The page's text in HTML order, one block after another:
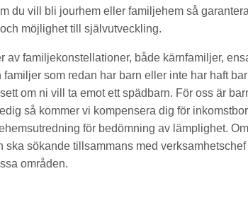
du vill bli jourhem eller familjehem så
möjlighet till självutveckling.
av familjekonstellationer, både kärnfamiljer,
som redan har barn eller inte har haft
om ni vill ta emot ett spädbarn. För oss är
så kommer vi kompensera dig för
för bedömning av lämplighet.
ska sökande tillsammans med
områden.